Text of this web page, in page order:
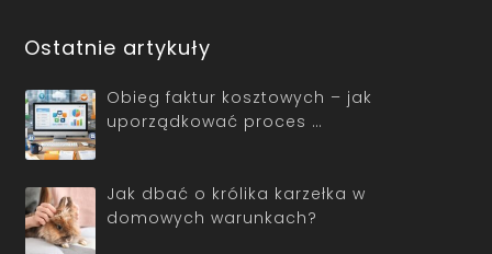
Ostatnie artykuły
Obieg faktur kosztowych – jak
uporządkować proces …
Jak dbać o królika karzełka w
domowych warunkach?